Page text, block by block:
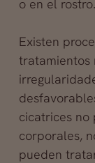
o en el rostro.
Existen
tratamientos
cicatrices no
corporales,
pueden